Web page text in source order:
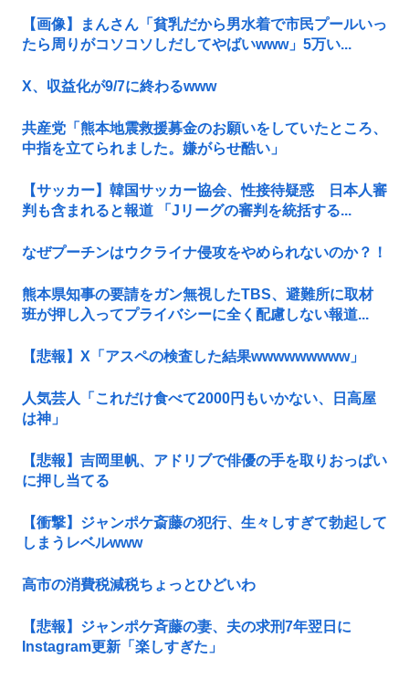
【画像】まんさん「貧乳だから男水着で市民プールいっ
たら周りがコソコソしだしてやばいwww」5万い...
X、収益化が9/7に終わるwww
共産党「熊本地震救援募金のお願いをしていたところ、
中指を立てられました。嫌がらせ酷い」
【サッカー】韓国サッカー協会、性接待疑惑 日本人審
判も含まれると報道 「Jリーグの審判を統括する...
なぜプーチンはウクライナ侵攻をやめられないのか？！
熊本県知事の要請をガン無視したTBS、避難所に取材
班が押し入ってプライバシーに全く配慮しない報道...
【悲報】X「アスペの検査した結果wwwwwwwww」
人気芸人「これだけ食べて2000円もいかない、日高屋
は神」
【悲報】吉岡里帆、アドリブで俳優の手を取りおっぱい
に押し当てる
【衝撃】ジャンポケ斎藤の犯行、生々しすぎて勃起して
しまうレベルwww
高市の消費税減税ちょっとひどいわ
【悲報】ジャンポケ斉藤の妻、夫の求刑7年翌日に
Instagram更新「楽しすぎた」